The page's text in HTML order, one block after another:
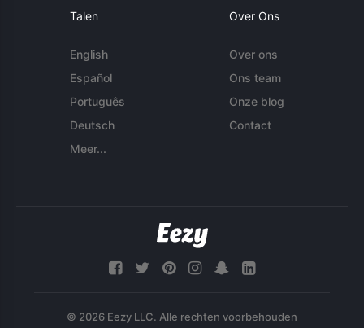
Talen
English
Español
Português
Deutsch
Meer...
Over Ons
Over ons
Ons team
Onze blog
Contact
© 2026 Eezy LLC. Alle rechten voorbehouden